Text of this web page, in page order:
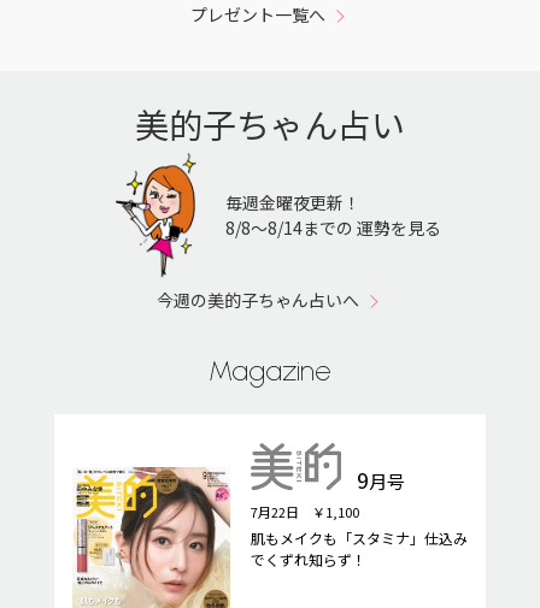
プレゼント一覧へ
美的子ちゃん占い
毎週金曜夜更新！
8/8〜8/14までの 運勢を見る
今週の美的子ちゃん占いへ
Magazine
9月号
7月22日 ￥1,100
肌もメイクも「スタミナ」仕込み
でくずれ知らず！